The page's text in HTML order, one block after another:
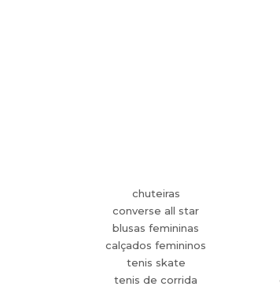
chuteiras
converse all star
blusas femininas
calçados femininos
tenis skate
tenis de corrida